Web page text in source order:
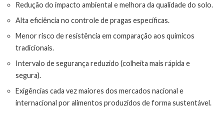
Redução do impacto ambiental e melhora da qualidade do solo.
Alta eficiência no controle de pragas específicas.
Menor risco de resistência em comparação aos químicos
tradicionais.
Intervalo de segurança reduzido (colheita mais rápida e
segura).
Exigências cada vez maiores dos mercados nacional e
internacional por alimentos produzidos de forma sustentável.